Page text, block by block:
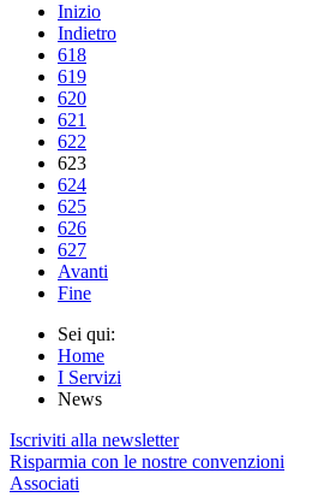
Inizio
Indietro
618
619
620
621
622
623
624
625
626
627
Avanti
Fine
Sei qui:
Home
I Servizi
News
Iscriviti alla newsletter
Risparmia con le nostre convenzioni
Associati